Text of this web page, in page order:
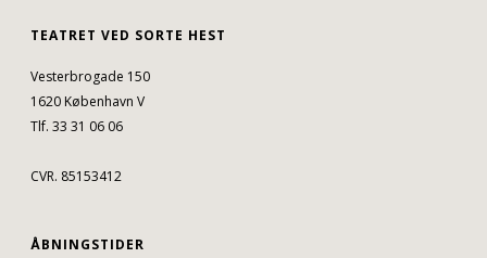
TEATRET VED SORTE HEST
Vesterbrogade 150
1620 København V
Tlf. 33 31 06 06
CVR. 85153412
ÅBNINGSTIDER